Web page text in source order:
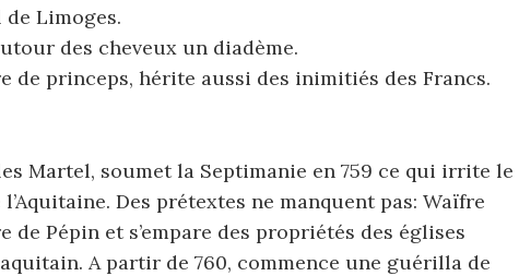
Limoges.
des cheveux un diadème.
de princeps, hérite aussi des inimitiés des Francs.
Martel, soumet la Septimanie en 759 ce qui irrite le
Des prétextes ne manquent pas: Waïfre
de Pépin et s’empare des propriétés des églises
A partir de 760, commence une guérilla de